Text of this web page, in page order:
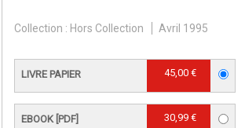
Collection : Hors Collection Avril 1995
LIVRE PAPIER 45,00 €
EBOOK [PDF] 30,99 €